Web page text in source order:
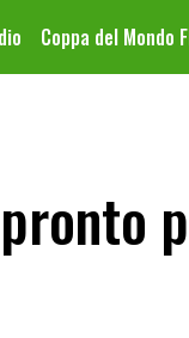
Coppa del Mondo